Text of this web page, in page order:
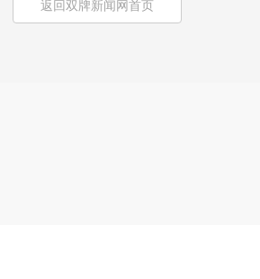
返回双牌新闻网首页